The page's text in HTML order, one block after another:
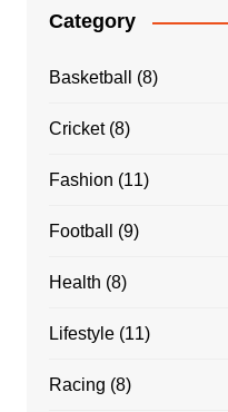
Category
Basketball (8)
Cricket(8)
Fashion (11)
Football (9)
Health (8)
Lifestyle(11)
Racing (8)